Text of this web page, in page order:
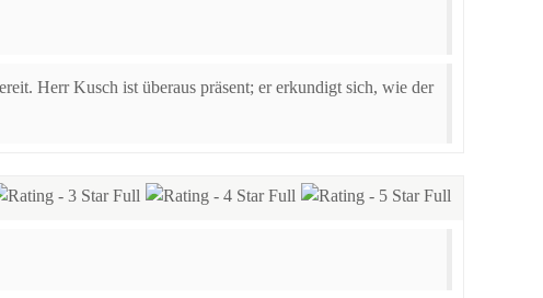
Herr Kusch ist überaus präsent; er erkundigt sich, wie der